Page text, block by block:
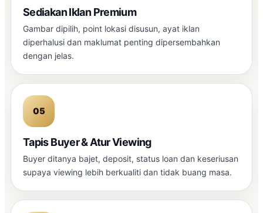
Sediakan Iklan Premium
Gambar dipilih, point lokasi disusun, ayat iklan
diperhalusi dan maklumat penting dipersembahkan
dengan jelas.
Tapis Buyer & Atur Viewing
Buyer ditanya bajet, deposit, status loan dan keseriusan
supaya viewing lebih berkualiti dan tidak buang masa.